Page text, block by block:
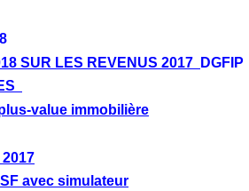
SUR LES REVENUS 2017
DGFIP
value immobilière
avec simulateur